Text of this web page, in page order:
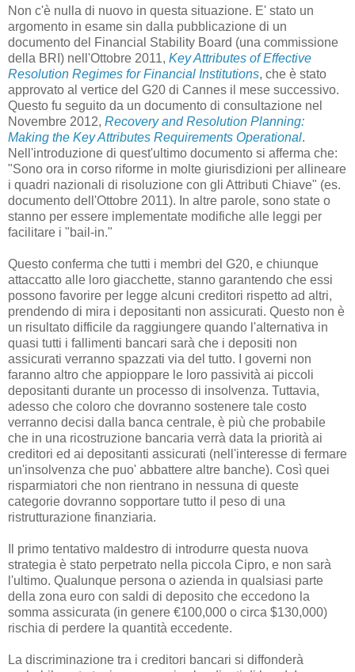
Non c'è nulla di nuovo in questa situazione. E' stato un
argomento in esame sin dalla pubblicazione di un
documento del Financial Stability Board (una commissione
della BRI) nell'Ottobre 2011, Key Attributes of Effective
Resolution Regimes for Financial Institutions, che è stato
approvato al vertice del G20 di Cannes il mese successivo.
Questo fu seguito da un documento di consultazione nel
Novembre 2012, Recovery and Resolution Planning:
Making the Key Attributes Requirements Operational.
Nell'introduzione di quest'ultimo documento si afferma che:
"Sono ora in corso riforme in molte giurisdizioni per allineare
i quadri nazionali di risoluzione con gli Attributi Chiave" (es.
documento dell'Ottobre 2011). In altre parole, sono state o
stanno per essere implementate modifiche alle leggi per
facilitare i "bail-in."
Questo conferma che tutti i membri del G20, e chiunque
attaccatto alle loro giacchette, stanno garantendo che essi
possono favorire per legge alcuni creditori rispetto ad altri,
prendendo di mira i depositanti non assicurati. Questo non è
un risultato difficile da raggiungere quando l'alternativa in
quasi tutti i fallimenti bancari sarà che i depositi non
assicurati verranno spazzati via del tutto. I governi non
faranno altro che appioppare le loro passività ai piccoli
depositanti durante un processo di insolvenza. Tuttavia,
adesso che coloro che dovranno sostenere tale costo
verranno decisi dalla banca centrale, è più che probabile
che in una ricostruzione bancaria verrà data la priorità ai
creditori ed ai depositanti assicurati (nell'interesse di fermare
un'insolvenza che puo' abbattere altre banche). Così quei
risparmiatori che non rientrano in nessuna di queste
categorie dovranno sopportare tutto il peso di una
ristrutturazione finanziaria.
Il primo tentativo maldestro di introdurre questa nuova
strategia è stato perpetrato nella piccola Cipro, e non sarà
l'ultimo. Qualunque persona o azienda in qualsiasi parte
della zona euro con saldi di deposito che eccedono la
somma assicurata (in genere €100,000 o circa $130,000)
rischia di perdere la quantità eccedente.
La discriminazione tra i creditori bancari si diffonderà